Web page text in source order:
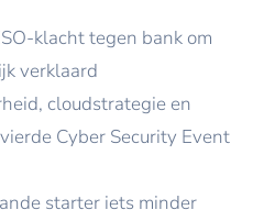
klacht tegen bank om
verklaard
cloudstrategie en
Cyber Security Event
starter iets minder